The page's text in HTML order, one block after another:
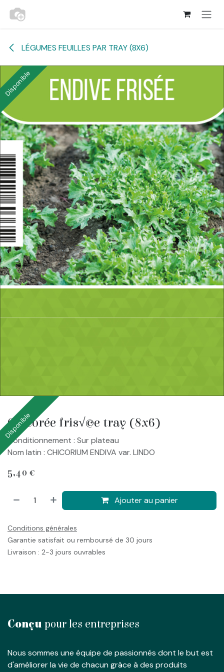
Se rendre au contenu
LÉGUMES FEUILLES PAR TRAY (8X6)
Disponible
Chicorée fris√©e tray (8x6)
Disponible
Conditionnement : Sur plateau
Nom latin : CHICORIUM ENDIVA var. LINDO
5,40 €
Ajouter au panier
Conditions générales
Garantie satisfait ou remboursé de 30 jours
Livraison : 2-3 jours ouvrables
Conçu pour les entreprises
Nous sommes une équipe de passionnés dont le but est
d'améliorer la vie de chacun grâce à des produits